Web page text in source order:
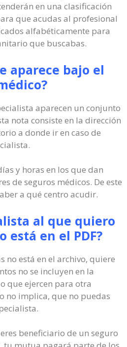
en una clasificación
que acudas al profesional
alfabéticamente para
que buscabas.
aparece bajo el
aparecen un conjunto
nota consiste en la dirección
a donde ir en caso de
y horas en los que dan
de seguros médicos. De este
a qué centro acudir.
al que quiero
está en el PDF?
no está en el archivo, quiere
no se incluyen en la
que ejercen para otra
no implica, que no puedas
beneficiario de un seguro